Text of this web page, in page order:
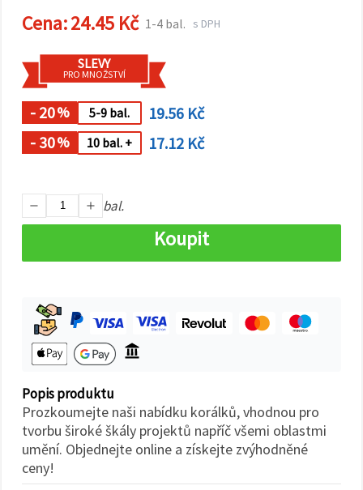
můžete
uvést své
Nastavení
výběrem
daného
cookies a
kliknutím
na tlačítko
"Uložit"
vše
Cena:24.45 Kč 1-4 bal. s DPH
SLEVY
PRO MNOŽSTVÍ
- 20% 5-9 bal.
19.56 Kč
- 30% 10 bal. + 17.12 Kč
bal.
Koupit
Popis produktu
Prozkoumejte naši nabídku korálků, vhodnou pro
tvorbu široké škály projektů napříč všemi oblastmi
umění. Objednejte online a získejte zvýhodněné
ceny!